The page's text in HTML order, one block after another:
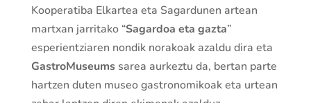
Kooperatiba Elkartea eta Sagardunen artean
martxan jarritako “Sagardoa eta gazta”
esperientziaren nondik norakoak azaldu dira eta
GastroMuseumssarea aurkeztu da, bertan parte
hartzen duten museo gastronomikoak eta urtean